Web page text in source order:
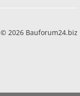
© 2026 Bauforum24.biz